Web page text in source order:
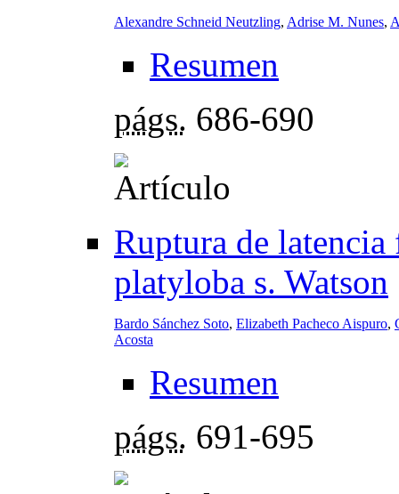
Alexandre Schneid Neutzling, Adrise M. Nunes,
Resumen
págs. 686-690
Ruptura de latencia
platyloba s. Watson
Bardo Sánchez Soto, Elizabeth Pacheco Aispuro,
Acosta
Resumen
págs. 691-695